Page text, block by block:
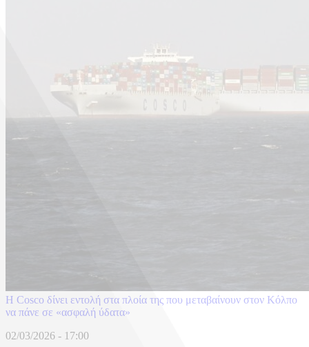
Η Cosco δίνει εντολή στα πλοία της που μεταβαίνουν στον Κόλπο
να πάνε σε «ασφαλή ύδατα»
02/03/2026 - 17:00